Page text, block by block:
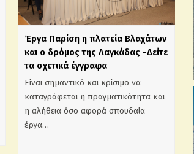
Έργα Παρίση η πλατεία Βλαχάτων
και ο δρόμος της Λαγκάδας -Δείτε
τα σχετικά έγγραφα
Είναι σημαντικό και κρίσιμο να
καταγράφεται η πραγματικότητα και
η αλήθεια όσο αφορά σπουδαία
έργα…